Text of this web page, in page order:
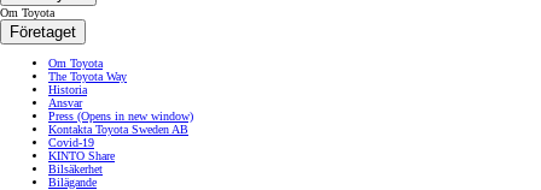
Om Toyota
Företaget
Om Toyota
The Toyota Way
Historia
Ansvar
Press (Opens in new window)
Kontakta Toyota Sweden AB
Covid-19
KINTO Share
Bilsäkerhet
Bilägande